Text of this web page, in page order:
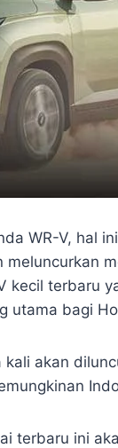
WR-V, hal
kecil terbaru
utama bagi
kali akan
terbaru ini